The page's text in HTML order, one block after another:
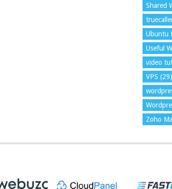
Shared
Ubuntu
Useful
video
VPS (29)
Zoho